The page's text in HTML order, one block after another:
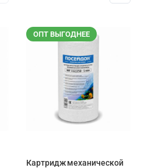
ОПТ ВЫГОДНЕЕ
Картридж механической